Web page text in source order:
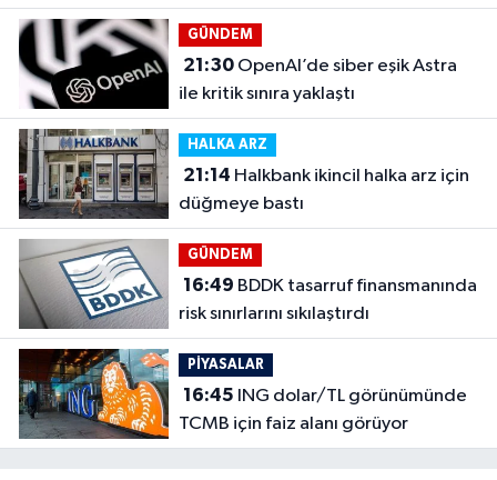
GÜNDEM
21:30OpenAI’de siber eşik Astra
ile kritik sınıra yaklaştı
HALKA ARZ
21:14
düğmeye bastı
GÜNDEM
16:49
risk sınırlarını sıkılaştırdı
PİYASALAR
16:45
TCMB için faiz alanı görüyor